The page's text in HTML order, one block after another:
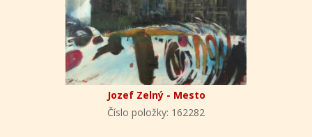
Jozef Zelný - Mesto
Číslo položky: 162282